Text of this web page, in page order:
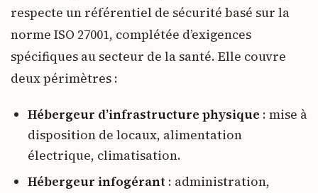
respecte un référentiel de sécurité basé sur la
norme ISO 27001, complétée d’exigences
spécifiques au secteur de la santé. Elle couvre
deux périmètres :
Hébergeur d’infrastructure physique : mise à
disposition de locaux, alimentation
électrique, climatisation.
Hébergeur infogérant : administration,